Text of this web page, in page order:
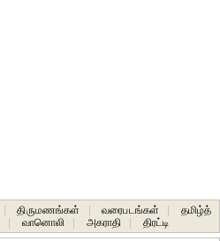
திருமணங்கள் வரைபடங்கள்
தமிழ்த்
வானொலி அகராதி திரட்டி